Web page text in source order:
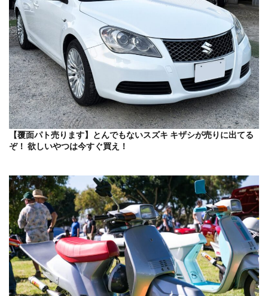
【覆面パト売ります】とんでもないスズキ キザシが売りに出てる
ぞ！ 欲しいやつは今すぐ買え！